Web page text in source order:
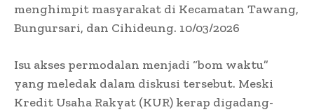
menghimpit masyarakat di Kecamatan Tawang,
Bungursari, dan Cihideung. 10/03/2026
Isu akses permodalan menjadi “bom waktu”
yang meledak dalam diskusi tersebut. Meski
Kredit Usaha Rakyat (KUR) kerap digadang-